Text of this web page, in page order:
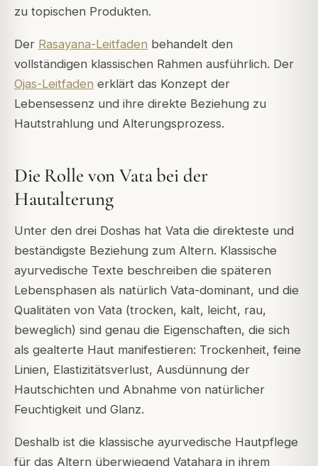
zu topischen Produkten.
Der Rasayana-Leitfaden behandelt den
vollständigen klassischen Rahmen ausführlich. Der
Ojas-Leitfaden erklärt das Konzept der
Lebensessenz und ihre direkte Beziehung zu
Hautstrahlung und Alterungsprozess.
Die Rolle von Vata bei der
Hautalterung
Unter den drei Doshas hat Vata die direkteste und
beständigste Beziehung zum Altern. Klassische
ayurvedische Texte beschreiben die späteren
Lebensphasen als natürlich Vata-dominant, und die
Qualitäten von Vata (trocken, kalt, leicht, rau,
beweglich) sind genau die Eigenschaften, die sich
als gealterte Haut manifestieren: Trockenheit, feine
Linien, Elastizitätsverlust, Ausdünnung der
Hautschichten und Abnahme von natürlicher
Feuchtigkeit und Glanz.
Deshalb ist die klassische ayurvedische Hautpflege
für das Altern überwiegend Vatahara in ihrem